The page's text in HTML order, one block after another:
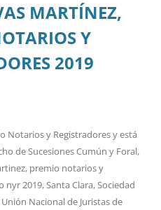
MARTÍNEZ,
Y
2019
Notarios y Registradoresy está
de Sucesiones Cumún y Foral,
, premio notarios y
nyr 2019,Santa Clara,Sociedad
Unión Nacional de Juristas de